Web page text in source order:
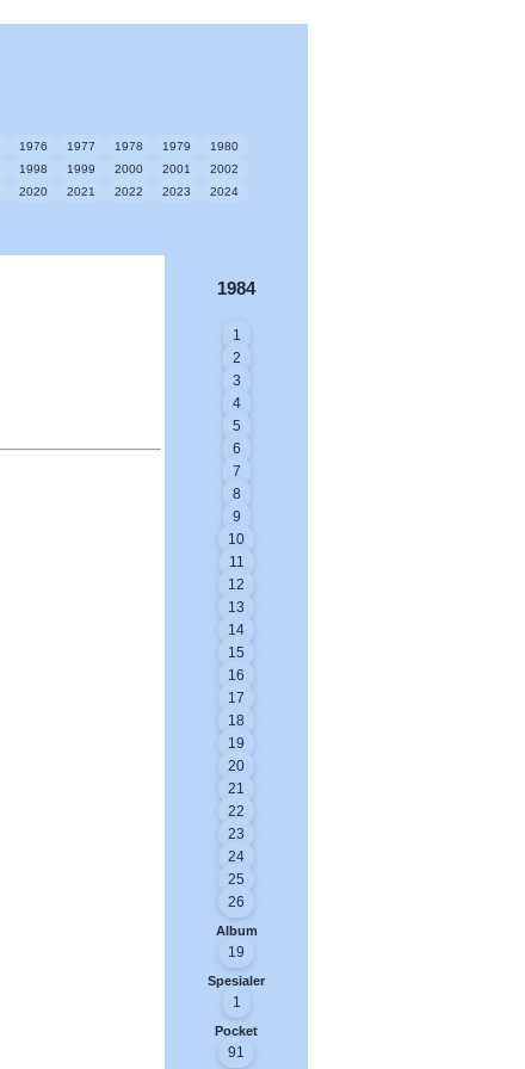
1976 1977 1978 1979
1980
1998 1999 2000 2001
2002
2020 2021 2022 2023
2024
1984
1
2
3
4
5
6
7
8
9
10
11
12
13
14
15
16
17
18
19
20
21
22
23
24
25
26
Album
19
Spesialer
1
Pocket
91